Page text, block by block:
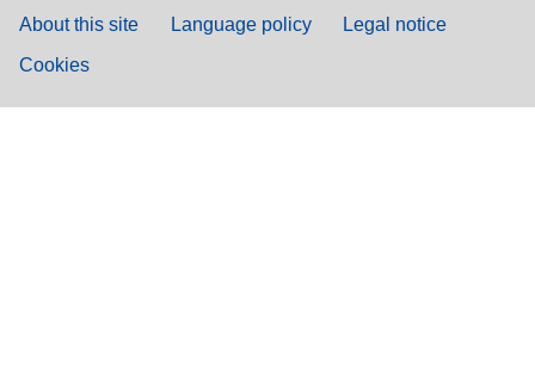
About this site
Language policy
Legal notice
Cookies